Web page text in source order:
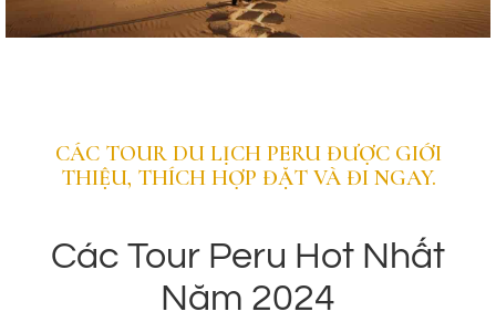
Huacachina là một ngôi làng nằm ở phía nam Peru
nước tự nhiên và được bao bọc bởi những cồn cát
cao chót vót.
CÁC TOUR DU LỊCH PERU ĐƯỢC GIỚI
THIỆU, THÍCH HỢP ĐẶT VÀ ĐI NGAY.
Các Tour Peru Hot Nhất
Năm 2024